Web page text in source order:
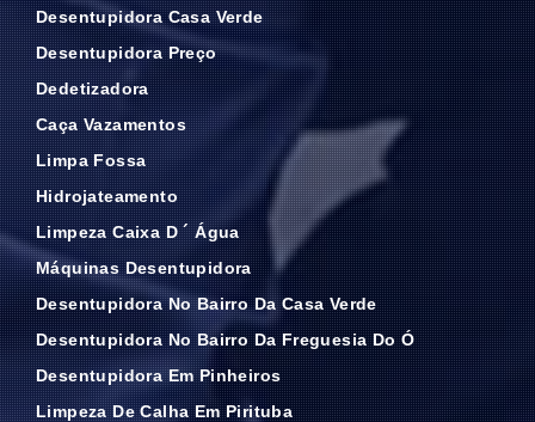
Desentupidora Casa Verde
Desentupidora Preço
Dedetizadora
Caça Vazamentos
Limpa Fossa
Hidrojateamento
Limpeza Caixa D ´ Água
Máquinas Desentupidora
Desentupidora No Bairro Da Casa Verde
Desentupidora No Bairro Da Freguesia Do Ó
Desentupidora Em Pinheiros
Limpeza De Calha Em Pirituba